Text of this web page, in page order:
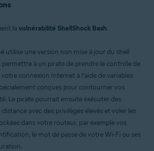
la vulnérabilité ShellShock Bash.
utilise une version non mise à jour du shell
permettre à un pirate de prendre le contrôle de
connexion Internet à l’aide de variables
conçues pour contourner vos
Le pirate pourrait ensuite exécuter des
avec des privilèges élevés et voler les
dans votre routeur, par exemple vos
le mot de passe de votre Wi-Fi ou ses